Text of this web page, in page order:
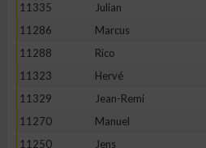
11335
Julian
11286
Marcus
11288
Rico
11323
Hervé
11329
Jean-Remi
11270
Manuel
11250
Jens